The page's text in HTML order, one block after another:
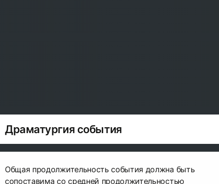
Драматургия события
Общая продолжительность события должна быть
сопоставима со средней продолжительностью